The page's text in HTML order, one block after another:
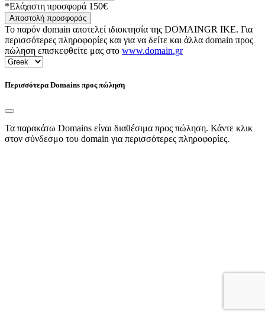
*Ελάχιστη προσφορά 150€
Αποστολή προσφοράς
Το παρόν domain αποτελεί ιδιοκτησία της DOMAINGR ΙΚΕ. Για
περισσότερες πληροφορίες και για να δείτε και άλλα domain προς
πώληση επισκεφθείτε μας στο www.domain.gr
Περισσότερα Domains προς πώληση
Τα παρακάτω Domains είναι διαθέσιμα προς πώληση. Κάντε κλικ
στον σύνδεσμο του domain για περισσότερες πληροφορίες.